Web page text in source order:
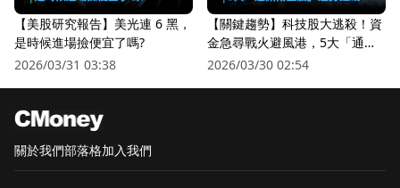
【美股研究報告】美光連 6 黑，
是時候進場撿便宜了嗎?
2026/03/31 03:38
【關鍵趨勢】科技股大逃殺！資
金急尋戰火避風港，5大「通訊
衛星股」逆勢狂飆
2026/03/30 02:54
關於我們部落格加入我們